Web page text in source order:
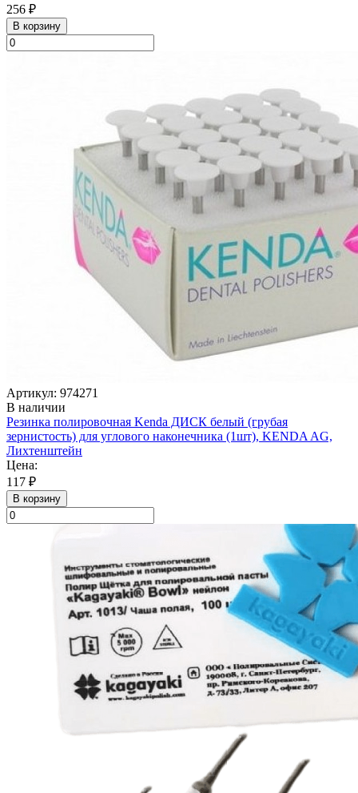
256 ₽
В корзину
Артикул: 974271
В наличии
Резинка полировочная Kenda ДИСК белый (грубая
зернистость) для углового наконечника (1шт), KENDA AG,
Лихтенштейн
Цена:
117 ₽
В корзину